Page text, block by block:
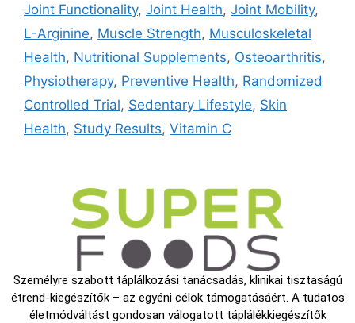
Joint Functionality, Joint Health, Joint Mobility,
L-Arginine, Muscle Strength, Musculoskeletal
Health, Nutritional Supplements, Osteoarthritis,
Physiotherapy, Preventive Health, Randomized
Controlled Trial, Sedentary Lifestyle, Skin
Health, Study Results, Vitamin C
Személyre szabott táplálkozási tanácsadás, klinikai tisztaságú
étrend-kiegészítők – az egyéni célok támogatásáért. A tudatos
életmódváltást gondosan válogatott táplálékkiegészítők